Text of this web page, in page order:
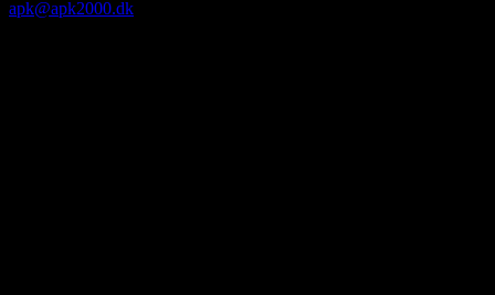
apk@apk2000.dk